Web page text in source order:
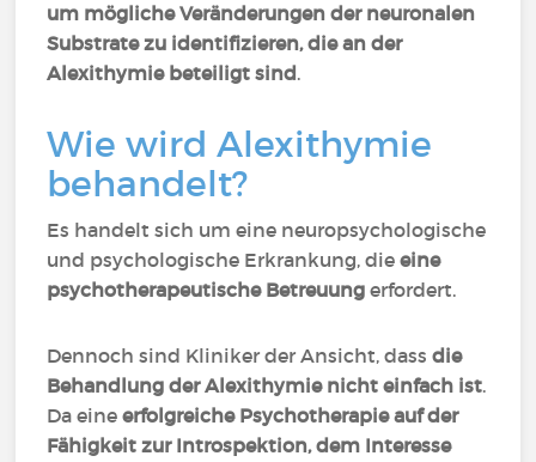
um mögliche Veränderungen der neuronalen
Substrate zu identifizieren, die an der
Alexithymie beteiligt sind.
Wie wird Alexithymie
behandelt?
Es handelt sich um eine neuropsychologische
und psychologische Erkrankung, dieeine
psychotherapeutische Betreuungerfordert.
Dennoch sind Kliniker der Ansicht, dassdie
Behandlung der Alexithymie nicht einfach ist.
Da eineerfolgreiche Psychotherapie auf der
Fähigkeit zur Introspektion, dem Interesse